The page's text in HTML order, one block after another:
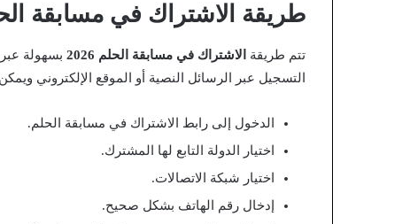
طريقة الاشتراك في مسابقة الحلم
تتم طريقة الاشتراك في مسابقة الحلم 2026
بسهولة
التسجيل عبر الرسائل النصية أو الموقع الإلكتروني
الدخول إلى رابط الاشتراك في مسابقة الحلم.
اختيار الدولة التابع لها المشترك.
اختيار شبكة الاتصالات.
إدخال رقم الهاتف بشكل صحيح.